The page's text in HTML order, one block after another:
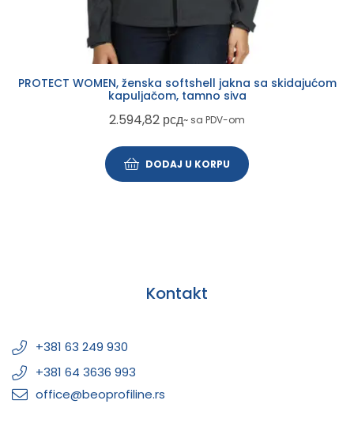
PROTECT WOMEN, ženska softshell jakna sa skidajućom
kapuljačom, tamno siva
2.594,82 рсд~ sa PDV-om
DODAJ U KORPU
Kontakt
+381 63 249 930
+381 64 3636 993
office@beoprofiline.rs